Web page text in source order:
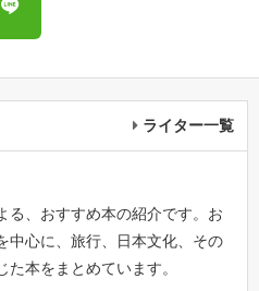
ライター一覧
る、おすすめ本の紹介です。お
中心に、旅行、日本文化、その
た本をまとめています。